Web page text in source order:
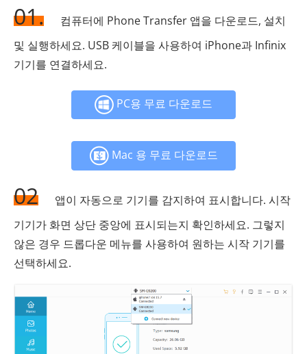
01.
컴퓨터에 Phone Transfer 앱을 다운로드, 설치
및 실행하세요. USB 케이블을 사용하여 iPhone과 Infinix
기기를 연결하세요.
PC용 무료 다운로드
Mac 용 무료 다운로드
02
앱이 자동으로 기기를 감지하여 표시합니다. 시작
기기가 화면 상단 중앙에 표시되는지 확인하세요. 그렇지
않은 경우 드롭다운 메뉴를 사용하여 원하는 시작 기기를
선택하세요.